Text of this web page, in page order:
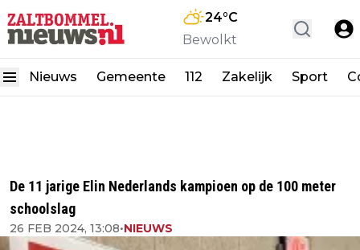
24°C
Bewolkt
Nieuws Gemeente 112 Zakelijk Sport
De 11 jarige Elin Nederlands kampioen op de 100 meter
schoolslag
26 FEB 2024, 13:08•NIEUWS